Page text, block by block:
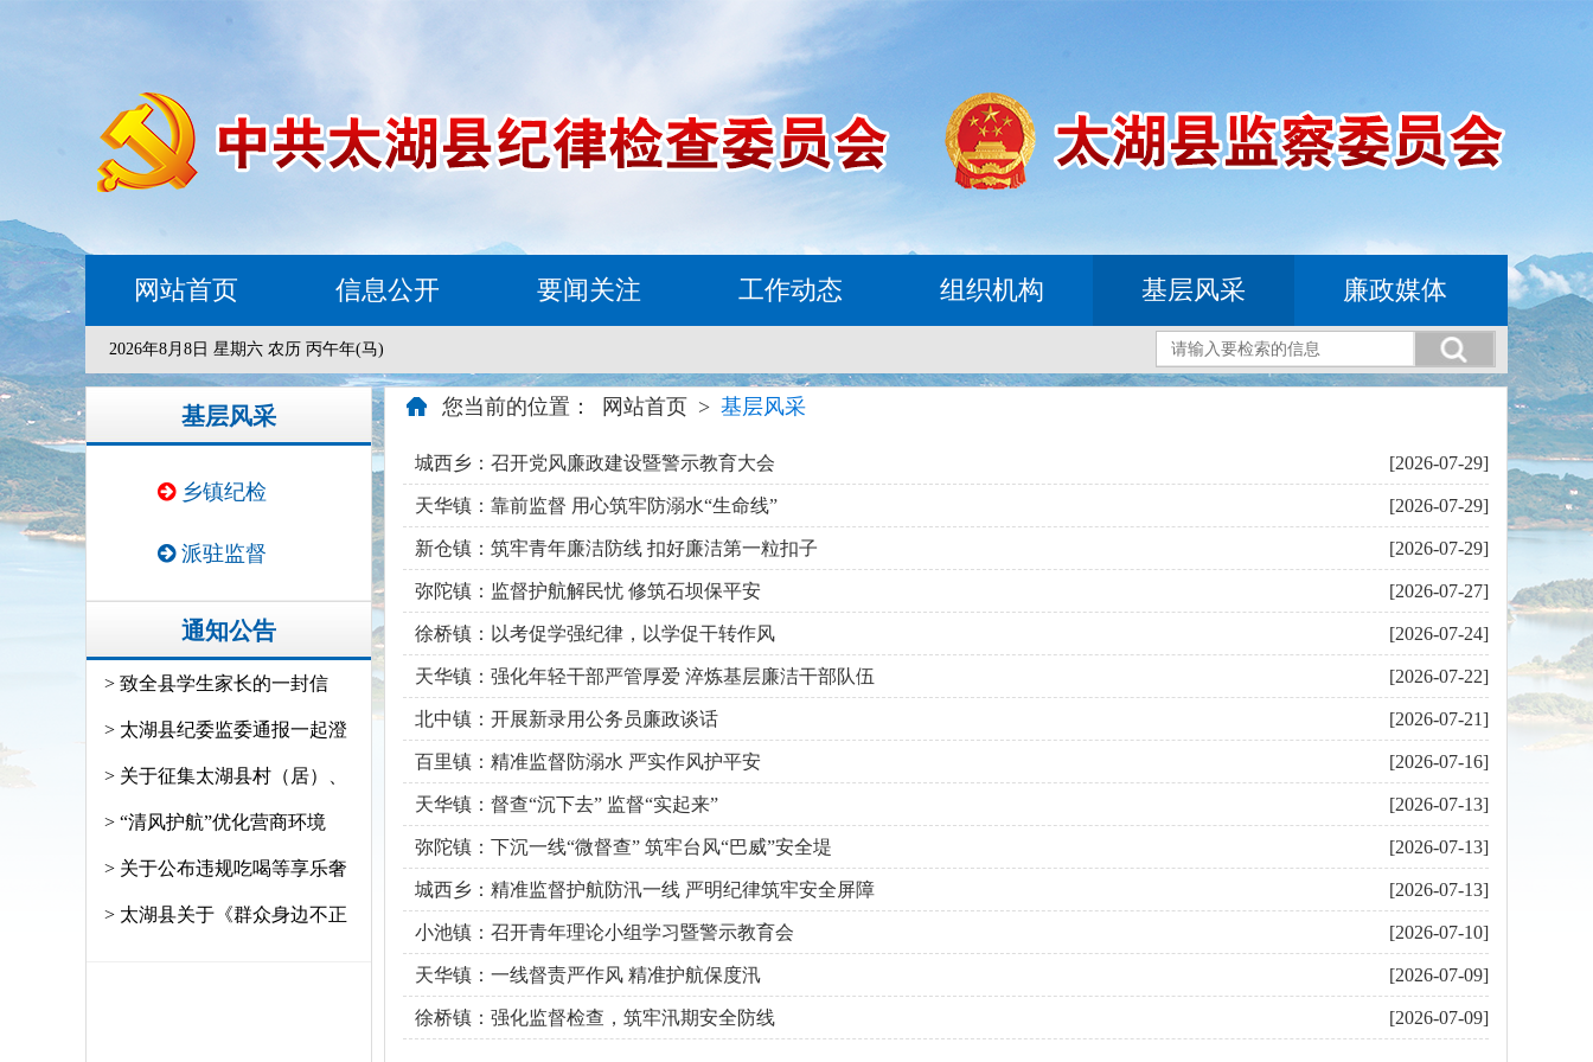
网站首页 信息公开 要闻关注 工作动态 组织机构 基层风采 廉政媒体
2026年8月8日 星期六 农历 丙午年(马)
基层风采
乡镇纪检
派驻监督
通知公告
> 致全县学生家长的一封信
> 太湖县纪委监委通报一起澄
> 关于征集太湖县村（居）、
> “清风护航”优化营商环境
> 关于公布违规吃喝等享乐奢
> 太湖县关于《群众身边不正
您当前的位置： 网站首页 > 基层风采
[2026-07-29]
城西乡：召开党风廉政建设暨警示教育大会
[2026-07-29]
天华镇：靠前监督 用心筑牢防溺水“生命线”
[2026-07-29]
新仓镇：筑牢青年廉洁防线 扣好廉洁第一粒扣子
[2026-07-27]
弥陀镇：监督护航解民忧 修筑石坝保平安
[2026-07-24]
徐桥镇：以考促学强纪律，以学促干转作风
[2026-07-22]
天华镇：强化年轻干部严管厚爱 淬炼基层廉洁干部队伍
[2026-07-21]
北中镇：开展新录用公务员廉政谈话
[2026-07-16]
百里镇：精准监督防溺水 严实作风护平安
[2026-07-13]
天华镇：督查“沉下去” 监督“实起来”
[2026-07-13]
弥陀镇：下沉一线“微督查” 筑牢台风“巴威”安全堤
[2026-07-13]
城西乡：精准监督护航防汛一线 严明纪律筑牢安全屏障
[2026-07-10]
小池镇：召开青年理论小组学习暨警示教育会
[2026-07-09]
天华镇：一线督责严作风 精准护航保度汛
[2026-07-09]
徐桥镇：强化监督检查，筑牢汛期安全防线